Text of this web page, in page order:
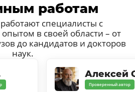
работам
специалисты с
в своей области – от
до кандидатов и докторов
наук.
Алексей
Проверенный автор